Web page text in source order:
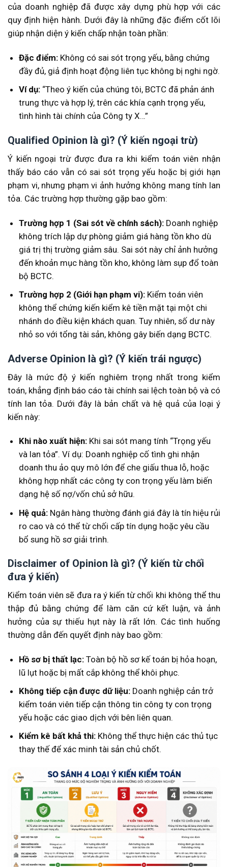
của doanh nghiệp đã được xây dựng phù hợp với các
quy định hiện hành. Dưới đây là những đặc điểm cốt lõi
giúp nhận diện ý kiến chấp nhận toàn phần:
Đặc điểm:Không có sai sót trọng yếu, bằng chứng
đầy đủ, giả định hoạt động liên tục không bị nghi ngờ.
Ví dụ:“Theo ý kiến của chúng tôi, BCTC đã phản ánh
trung thực và hợp lý, trên các khía cạnh trọng yếu,
tình hình tài chính của Công ty X…”
Qualified Opinion là gì? (Ý kiến ngoại trừ)
Ý kiến ngoại trừ được đưa ra khi kiểm toán viên nhận
thấy báo cáo vẫn có sai sót trọng yếu hoặc bị giới hạn
phạm vi, nhưng phạm vi ảnh hưởng không mang tính lan
tỏa. Các trường hợp thường gặp bao gồm:
Trường hợp 1 (Sai sót về chính sách):Doanh nghiệp
không trích lập dự phòng giảm giá hàng tồn kho dù
giá trị thị trường giảm sâu. Sai sót này chỉ ảnh hưởng
đến khoản mục hàng tồn kho, không làm sụp đổ toàn
bộ BCTC.
Trường hợp 2 (Giới hạn phạm vi):Kiểm toán viên
không thể chứng kiến kiểm kê tiền mặt tại một chi
nhánh do điều kiện khách quan. Tuy nhiên, số dư này
nhỏ so với tổng tài sản, không gây biến dạng BCTC.
Adverse Opinion là gì? (Ý kiến trái ngược)
Đây là mức độ ý kiến nghiêm trọng nhất trong kiểm
toán, khẳng định báo cáo tài chính sai lệch toàn bộ và có
tính lan tỏa. Dưới đây là bản chất và hệ quả của loại ý
kiến này:
Khi nào xuất hiện:Khi sai sót mang tính “Trọng yếu
và lan tỏa”. Ví dụ: Doanh nghiệp cố tình ghi nhận
doanh thu ảo quy mô lớn để che giấu thua lỗ, hoặc
không hợp nhất các công ty con trọng yếu làm biến
dạng hệ số nợ/vốn chủ sở hữu.
Hệ quả:Ngân hàng thường đánh giá đây là tín hiệu rủi
ro cao và có thể từ chối cấp tín dụng hoặc yêu cầu
bổ sung hồ sơ giải trình.
Disclaimer of Opinion là gì? (Ý kiến từ chối
đưa ý kiến)
Kiểm toán viên sẽ đưa ra ý kiến từ chối khi không thể thu
thập đủ bằng chứng để làm căn cứ kết luận, và ảnh
hưởng của sự thiếu hụt này là rất lớn. Các tình huống
thường dẫn đến quyết định này bao gồm:
Hồ sơ bị thất lạc:Toàn bộ hồ sơ kế toán bị hỏa hoạn,
lũ lụt hoặc bị mất cắp không thể khôi phục.
Không tiếp cận được dữ liệu:Doanh nghiệp cản trở
kiểm toán viên tiếp cận thông tin công ty con trọng
yếu hoặc các giao dịch với bên liên quan.
Kiểm kê bất khả thi:Không thể thực hiện các thủ tục
thay thế để xác minh tài sản chủ chốt.